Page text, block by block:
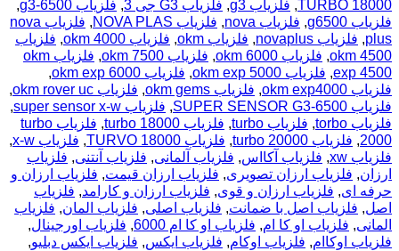
TURBO 18000
, فلزیاب g3 , فلزیاب G3 جی 3 , فلزیاب g3-6500
,
فلزیاب g6500
, فلزیاب nova , فلزیاب NOVA PLAS ,
فلزیاب nova
plus
, فلزیاب novaplus , فلزیاب okm , فلزیاب okm 4000 , فلزیاب
okm 4500
, فلزیاب okm 6000 , فلزیاب okm 7500 ,
فلزیاب okm
exp 4500
, فلزیاب okm exp 5000 , فلزیاب okm exp 6000
,
فلزیاب okm exp4000
, فلزیاب okm gems , فلزیاب okm rover uc
,
فلزیاب SUPER SENSOR G3-6500
, فلزیاب super sensor x-w
,
فلزیاب torbo
, فلزیاب turbo , فلزیاب turbo 18000 ,
فلزیاب turbo
2000
, فلزیاب turbo 20000 , فلزیاب TURVO 18000 , فلزیاب x-w
,
فلزیاب xw
, فلزیاب آکااس, فلزیاب آلمانی, فلزیاب آنتنی, فلزیاب
ارزان, فلزیاب ارزان تصویری, فلزیاب ارزان قیمت, فلزیاب ارزان و
حرفه ای, فلزیاب ارزان و قوی, فلزیاب ارزان و کارامد, فلزیاب
اصل, فلزیاب اصل با ضمانت, فلزیاب اصلی, فلزیاب المان, فلزیاب
المانی, فلزیاب او کا ام, فلزیاب او کا ام 6000 , فلزیاب اورجینال,
فلزیاب اوکاام, فلزیاب اوکام, فلزیاب ایکس, فلزیاب ایکس دبلیو,